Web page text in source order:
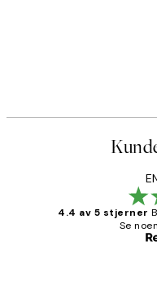
4.4 av 5 stjerner
Se